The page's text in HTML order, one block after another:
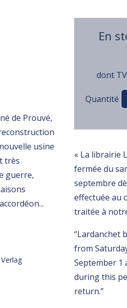
de Prouvé,
usine
très
guerre,
En
dont
Variations
Quantité
« La librairie
fermée du
septembre
effectuée au
traitée à
“Lardanchet
from
September 1
during this
return.”